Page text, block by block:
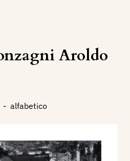
Aroldo
- alfabetico